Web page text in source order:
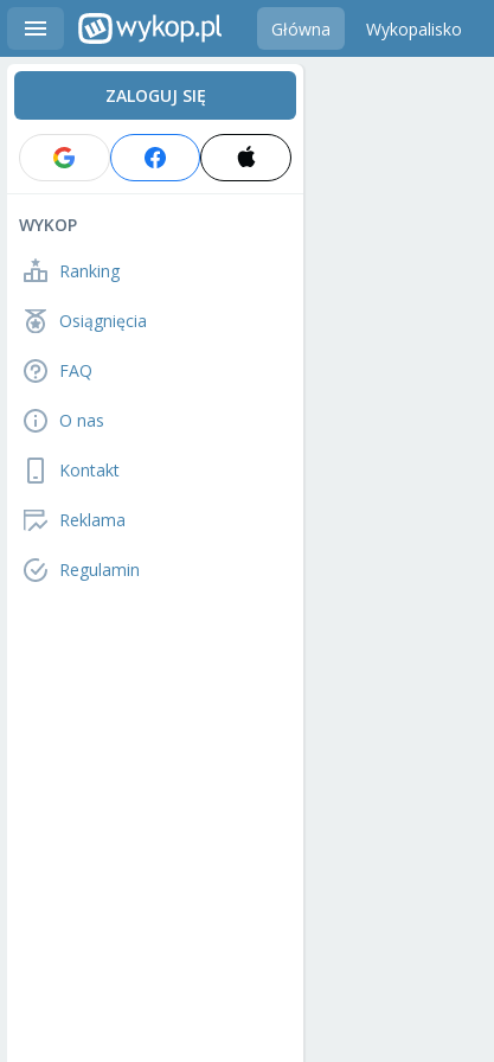
Główna Wykopalisko
ZALOGUJ SIĘ
WYKOP
Ranking
Osiągnięcia
FAQ
O nas
Kontakt
Reklama
Regulamin